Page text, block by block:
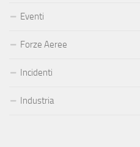
Eventi
Forze Aeree
Incidenti
Industria